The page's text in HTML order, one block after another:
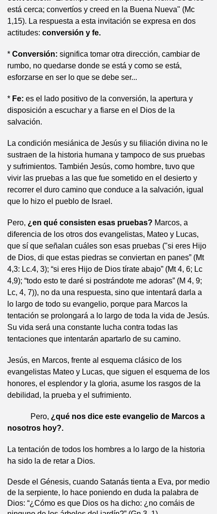
está cerca; convertíos y creed en la Buena Nueva" (Mc
1,15). La respuesta a esta invitación se expresa en dos
actitudes: conversión y fe.
* Conversión: significa tomar otra dirección, cambiar de
rumbo, no quedarse donde se está y como se está,
esforzarse en ser lo que se debe ser...
* Fe: es el lado positivo de la conversión, la apertura y
disposición a escuchar y a fiarse en el Dios de la
salvación.
La condición mesiánica de Jesús y su filiación divina no le
sustraen de la historia humana y tampoco de sus pruebas
y sufrimientos. También Jesús, como hombre, tuvo que
vivir las pruebas a las que fue sometido en el desierto y
recorrer el duro camino que conduce a la salvación, igual
que lo hizo el pueblo de Israel.
Pero, ¿en qué consisten esas pruebas? Marcos, a
diferencia de los otros dos evangelistas, Mateo y Lucas,
que sí que señalan cuáles son esas pruebas ("si eres Hijo
de Dios, di que estas piedras se conviertan en panes” (Mt
4,3: Lc.4, 3); “si eres Hijo de Dios tírate abajo” (Mt 4, 6; Lc
4,9); “todo esto te daré si postrándote me adoras” (M 4, 9;
Lc, 4, 7)), no da una respuesta, sino que intentará darla a
lo largo de todo su evangelio, porque para Marcos la
tentación se prolongará a lo largo de toda la vida de Jesús.
Su vida será una constante lucha contra todas las
tentaciones que intentarán apartarlo de su camino.
Jesús, en Marcos, frente al esquema clásico de los
evangelistas Mateo y Lucas, que siguen el esquema de los
honores, el esplendor y la gloria, asume los rasgos de la
debilidad, la prueba y el sufrimiento.
Pero, ¿qué nos dice este evangelio de Marcos a
nosotros hoy?.
La tentación de todos los hombres a lo largo de la historia
ha sido la de retar a Dios.
Desde el Génesis, cuando Satanás tienta a Eva, por medio
de la serpiente, lo hace poniendo en duda la palabra de
Dios: “¿Cómo es que Dios os ha dicho: ¿no comáis de